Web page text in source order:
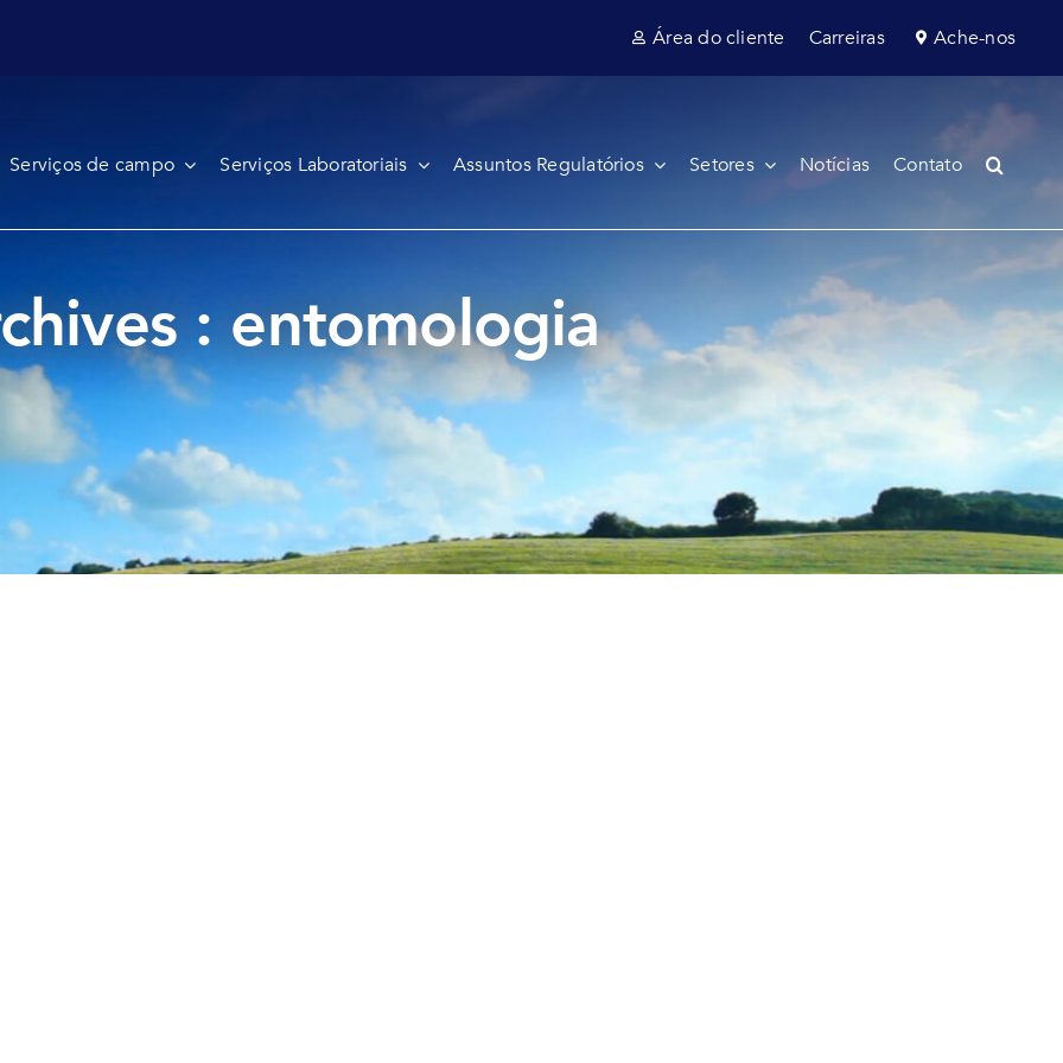
Área do cliente Carreiras Ache-nos
Serviços de campo Serviços Laboratoriais Assuntos Regulatórios Setores Notícias Contato
: entomologia